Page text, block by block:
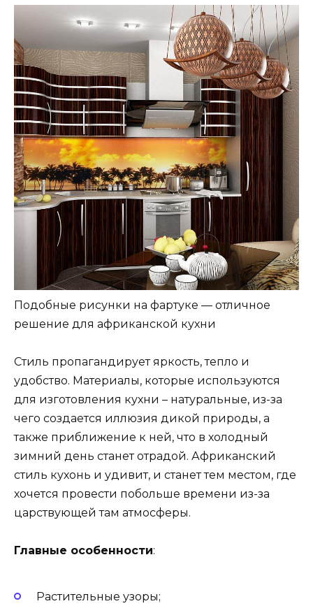
Подобные рисунки на фартуке — отличное
решение для африканской кухни
Стиль пропагандирует яркость, тепло и
удобство. Материалы, которые используются
для изготовления кухни – натуральные, из-за
чего создается иллюзия дикой природы, а
также приближение к ней, что в холодный
зимний день станет отрадой. Африканский
стиль кухонь и удивит, и станет тем местом, где
хочется провести побольше времени из-за
царствующей там атмосферы.
Главные особенности:
Растительные узоры;